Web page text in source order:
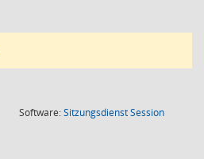
Software:SitzungsdienstSession(Wird in